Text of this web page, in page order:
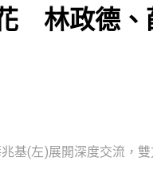
林政德、
基(左)展開深度交流，